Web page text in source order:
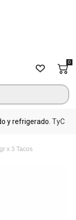
0
y refrigerado. TyC
x 3 Tacos